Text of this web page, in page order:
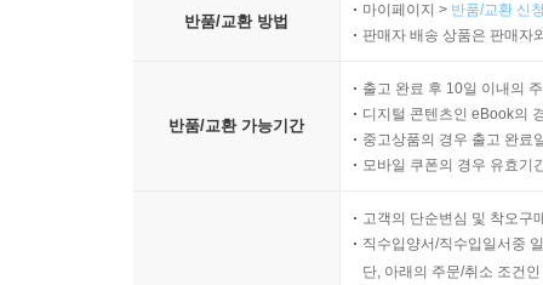
반품/교환 방법
마이페이지 > 반품/교환 신
판매자 배송 상품은 판매자
반품/교환 가능기간
출고 완료 후 10일 이내의
디지털 콘텐츠인 eBook의
중고상품의 경우 출고 완료
모바일 쿠폰의 경우 유효기
고객의 단순변심 및 착오구
직수입양서/직수입일서중
단, 아래의 주문/취소 조건